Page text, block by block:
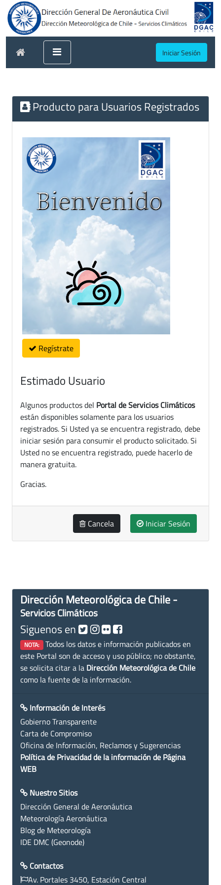
Iniciar Sesión
Producto para Usuarios Registrados
Regístrate
Estimado Usuario
Algunos productos del Portal de Servicios Climáticos
están disponibles solamente para los usuarios
registrados. Si Usted ya se encuentra registrado, debe
iniciar sesión para consumir el producto solicitado. Si
Usted no se encuentra registrado, puede hacerlo de
manera gratuita.
Gracias.
Cancela Iniciar Sesión
Dirección Meteorológica de Chile -
Servicios Climáticos
Siguenos en
NOTA: Todos los datos e información publicados en
este Portal son de acceso y uso público; no obstante,
se solicita citar a la Dirección Meteorológica de Chile
como la fuente de la información.
Información de Interés
Gobierno Transparente
Carta de Compromiso
Oficina de Información, Reclamos y Sugerencias
Política de Privacidad de la información de Página
WEB
Nuestro Sitios
Dirección General de Aeronáutica
Meteorología Aeronáutica
Blog de Meteorología
IDE DMC (Geonode)
Contactos
Av. Portales 3450, Estación Central